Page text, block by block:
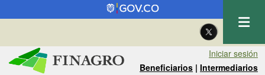
Pasar al contenido principal
| Eng
Iniciar sesión
Beneficiarios | Intermediarios